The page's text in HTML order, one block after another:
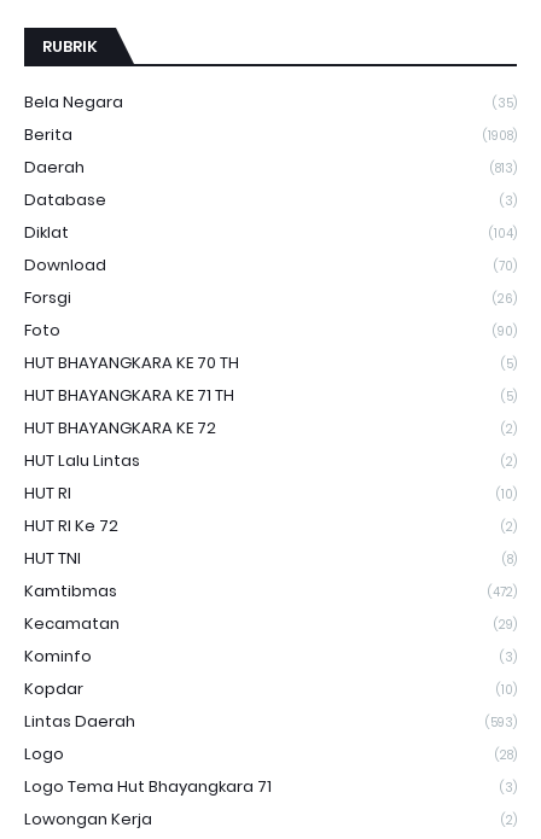
RUBRIK
Bela Negara (35)
Berita (1908)
Daerah (813)
Database (3)
Diklat (104)
Download (70)
Forsgi (26)
Foto (90)
HUT BHAYANGKARA KE 70 TH (5)
HUT BHAYANGKARA KE 71 TH (5)
HUT BHAYANGKARA KE 72 (2)
HUT Lalu Lintas (2)
HUT RI (10)
HUT RI Ke 72 (2)
HUT TNI (8)
Kamtibmas (472)
Kecamatan (29)
Kominfo (3)
Kopdar (10)
Lintas Daerah (593)
Logo (28)
Logo Tema Hut Bhayangkara 71 (3)
Lowongan Kerja (2)